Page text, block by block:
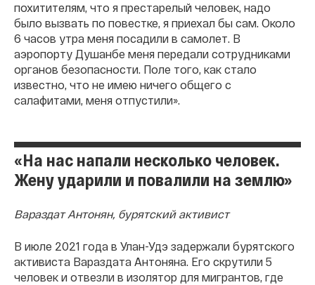
похитителям, что я престарелый человек, надо
было вызвать по повестке, я приехал бы сам. Около
6 часов утра меня посадили в самолет. В
аэропорту Душанбе меня передали сотрудниками
органов безопасности. Поле того, как стало
известно, что не имею ничего общего с
салафитами, меня отпустили».
«На нас напали несколько человек.
Жену ударили и повалили на землю»
Вараздат Антонян, бурятский активист
В июле 2021 года в Улан-Удэ задержали бурятского
активиста Вараздата Антоняна. Его скрутили 5
человек и отвезли в изолятор для мигрантов, где